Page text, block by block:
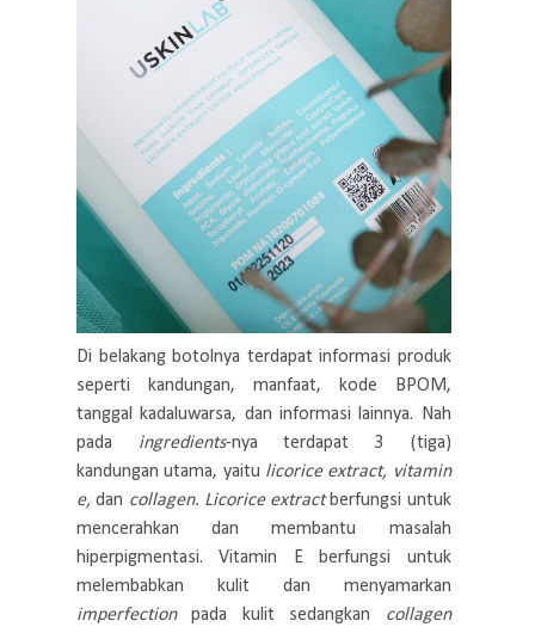
Di belakang botolnya terdapat informasi produk
seperti kandungan, manfaat, kode BPOM,
tanggal kadaluwarsa, dan informasi lainnya. Nah
pada ingredients-nya terdapat 3 (tiga)
kandungan utama, yaitu licorice extract, vitamin
e,dan collagen. Licorice extractberfungsi untuk
mencerahkan dan membantu masalah
hiperpigmentasi. Vitamin E berfungsi untuk
melembabkan kulit dan menyamarkan
imperfectionpada kulit sedangkan collagen